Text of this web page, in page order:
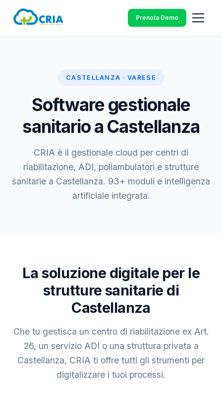
Prenota Demo
CASTELLANZA · VARESE
Software gestionale
sanitario a Castellanza
CRIA è il gestionale cloud per centri di
riabilitazione, ADI, poliambulatori e strutture
sanitarie a Castellanza. 93+ moduli e intelligenza
artificiale integrata.
La soluzione digitale per le
strutture sanitarie di
Castellanza
Che tu gestisca un centro di riabilitazione ex Art.
26, un servizio ADI o una struttura privata a
Castellanza, CRIA ti offre tutti gli strumenti per
digitalizzare i tuoi processi.